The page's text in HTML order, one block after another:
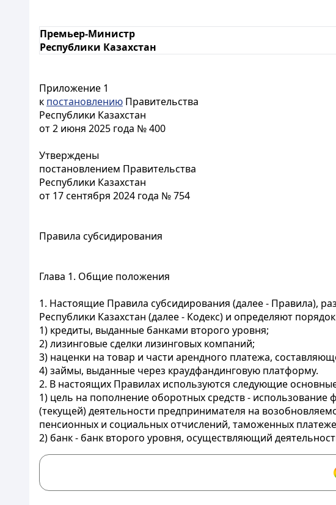
Премьер-Министр
Республики Казахстан
Приложение 1
к постановлению Правительства
Республики Казахстан
от 2 июня 2025 года № 400
Утверждены
постановлением Правительства
Республики Казахстан
от 17 сентября 2024 года № 754
Правила субсидирования
Глава 1. Общие положения
1. Настоящие Правила субсидирования (далее - Правила),
Республики Казахстан (далее - Кодекс) и определяют
1) кредиты, выданные банками второго уровня;
2) лизинговые сделки лизинговых компаний;
3) наценки на товар и части арендного платежа,
4) займы, выданные через краудфандинговую платформу.
2. В настоящих Правилах используются следующие
1) цель на пополнение оборотных средств -
(текущей) деятельности предпринимателя на
пенсионных и социальных отчислений, таможенных
2) банк - банк второго уровня, осуществляющий